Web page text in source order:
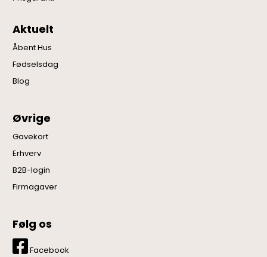
Aktuelt
Åbent Hus
Fødselsdag
Blog
Øvrige
Gavekort
Erhverv
B2B-login
Firmagaver
Følg os
Facebook